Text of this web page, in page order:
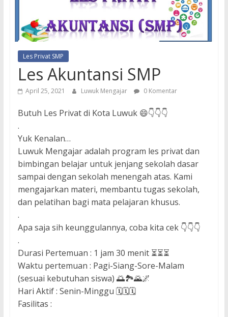
Les Privat SMP
Les Akuntansi SMP
April 25, 2021 Luwuk Mengajar 0 Komentar
Butuh Les Privat di Kota Luwuk 😄👇👇👇
.
Yuk Kenalan…
Luwuk Mengajar adalah program les privat dan
bimbingan belajar untuk jenjang sekolah dasar
sampai dengan sekolah menengah atas. Kami
mengajarkan materi, membantu tugas sekolah,
dan pelatihan bagi mata pelajaran khusus.
.
Apa saja sih keunggulannya, coba kita cek 👇👇👇
.
Durasi Pertemuan : 1 jam 30 menit ⏳⏳⏳
Waktu pertemuan : Pagi-Siang-Sore-Malam
(sesuai kebutuhan siswa) 🌅🏞️🌄🌌
Hari Aktif : Senin-Minggu 🗓️🗓️🗓️
Fasilitas :